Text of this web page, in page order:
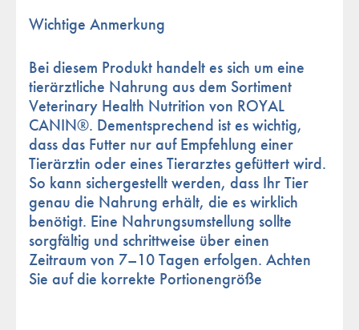
Wichtige Anmerkung
Bei diesem Produkt handelt es sich um eine
tierärztliche Nahrung aus dem Sortiment
Veterinary Health Nutrition von ROYAL
CANIN®. Dementsprechend ist es wichtig,
dass das Futter nur auf Empfehlung einer
Tierärztin oder eines Tierarztes gefüttert wird.
So kann sichergestellt werden, dass Ihr Tier
genau die Nahrung erhält, die es wirklich
benötigt. Eine Nahrungsumstellung sollte
sorgfältig und schrittweise über einen
Zeitraum von 7–10 Tagen erfolgen. Achten
Sie auf die korrekte Portionengröße